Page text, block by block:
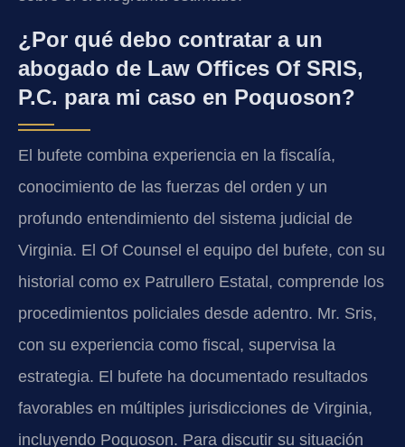
¿Por qué debo contratar a un
abogado de Law Offices Of SRIS,
P.C. para mi caso en Poquoson?
El bufete combina experiencia en la fiscalía,
conocimiento de las fuerzas del orden y un
profundo entendimiento del sistema judicial de
Virginia. El Of Counsel el equipo del bufete, con su
historial como ex Patrullero Estatal, comprende los
procedimientos policiales desde adentro. Mr. Sris,
con su experiencia como fiscal, supervisa la
estrategia. El bufete ha documentado resultados
favorables en múltiples jurisdicciones de Virginia,
incluyendo Poquoson. Para discutir su situación